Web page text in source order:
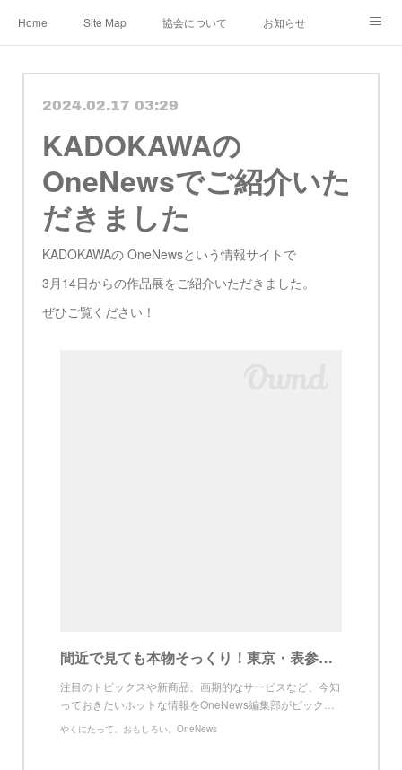
Home Site Map 協会について お知らせ
ショップ&ギャラリー Instagram
教室 認定講師 ブログ 規約
2024.02.17 03:29
KADOKAWAの
OneNewsでご紹介いた
だきました
KADOKAWAの OneNewsという情報サイトで
3月14日からの作品展をご紹介いただきました。
ぜひご覧ください！
間近で見ても本物そっくり！東京・表参道で3月14日から開催される「クラフト盆栽作品展」の見どころを聞いてみた | OneNews
注目のトピックスや新商品、画期的なサービスなど、今知
っておきたいホットな情報をOneNews編集部がピック…
やくにたって、おもしろい。OneNews